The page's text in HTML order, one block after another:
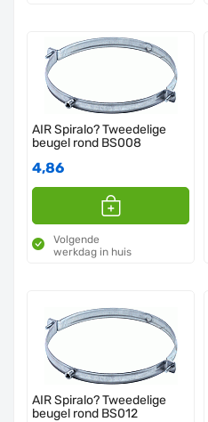
AIR Spiralo? Tweedelige
beugel rond BS008
4,86
Volgende
werkdag in huis
AIR Spiralo? Tweedelige
beugel rond BS012